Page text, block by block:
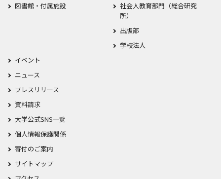
図書館・付属施設
社会人教育部門（総合研究
所）
出版部
学校法人
イベント
ニュース
プレスリリース
資料請求
大学公式SNS一覧
個人情報保護関係
寄付のご案内
サイトマップ